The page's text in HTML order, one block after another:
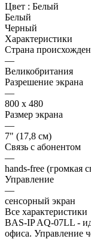
Цвет : Белый
Белый
Черный
Характеристики
Страна
—
Великобритания
Разрешение экрана
—
800 х 480
Размер экрана
—
7" (17,8 см)
Связь с абонентом
—
hands-free (громкая
Управление
—
сенсорный экран
Все характеристики
BAS-IP AQ-07LL -
офиса. Управление